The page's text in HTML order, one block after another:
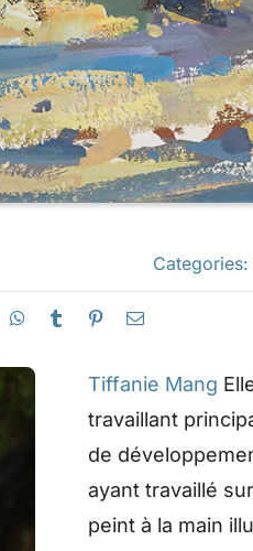
Categories:
Tiffanie Mang
travaillant
de
ayant travaillé
peint à la main